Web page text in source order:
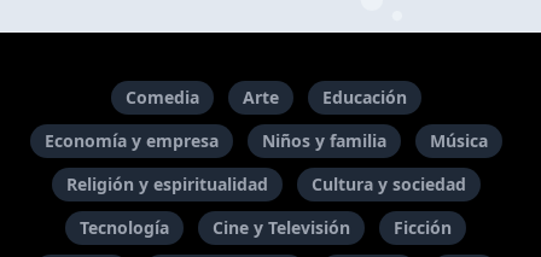
Comedia Arte
Educación
Economía y empresa
Niños y familia
Música
Religión y espiritualidad
Cultura y sociedad
Tecnología
Cine y Televisión
Ficción